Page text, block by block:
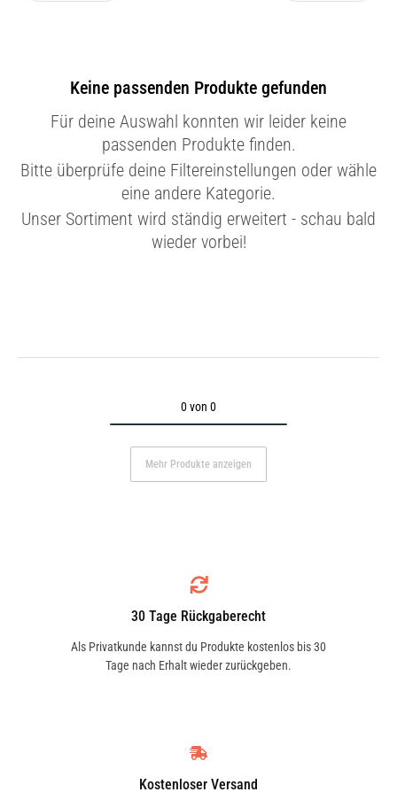
Keine passenden Produkte gefunden
Für deine Auswahl konnten wir leider keine
passenden Produkte finden.
Bitte überprüfe deine Filtereinstellungen oder wähle
eine andere Kategorie.
Unser Sortiment wird ständig erweitert - schau bald
wieder vorbei!
0 von 0
Mehr Produkte anzeigen
30 Tage Rückgaberecht
Als Privatkunde kannst du Produkte kostenlos bis 30
Tage nach Erhalt wieder zurückgeben.
Kostenloser Versand